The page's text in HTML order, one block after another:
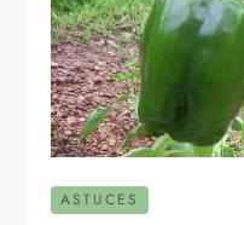
ASTUCES